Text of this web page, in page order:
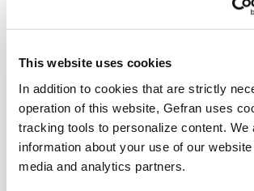
This website uses cookies
In addition to cookies that are strictly
operation of this website, Gefran uses
tracking tools to personalize content. We
information about your use of our
media and analytics partners.
Per ulteriore semplicità di
disponibile un kit di programmazione
ambiente windows (vedere foglio
01 Descrizione